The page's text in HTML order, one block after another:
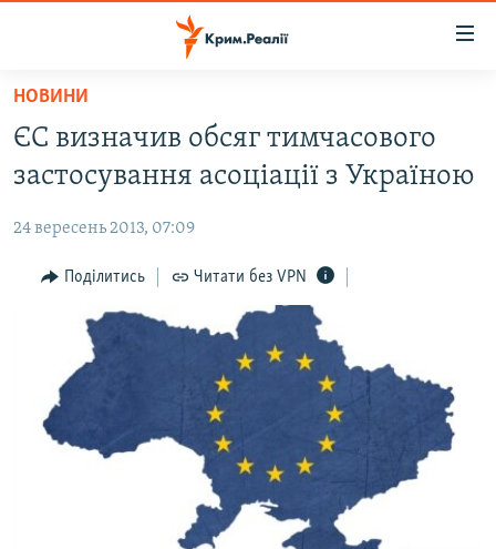
Перейти
основного
матеріалу
до
навігації
ВІДЕО ТА ФОТО
ПОЛІТИКА
БЛОГИ
ПОГЛЯД
ІНТЕРВ'Ю
ВСЕ ЗА ДЕНЬ
СПЕЦПРОЕКТИ
ЯК ОБІЙТИ БЛОКУВАННЯ
НОВИНИ
ЄС визначив обсяг тимчасового
застосування асоціації з Україною
24 вересень 2013, 07:09
Поділитись Читати без VPN